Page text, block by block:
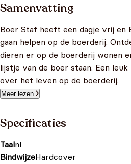
Samenvatting
Boer Staf heeft een dagje vrij en
gaan helpen op de boerderij.
dieren er op de boerderij wonen
lijstje van de boer staan. Een
over het leven op de boerderij.
Meer lezen
Specificaties
Taalnl
BindwijzeHardcover